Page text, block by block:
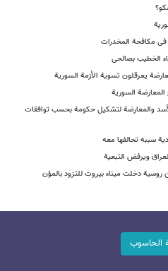
فی مکافحة المخدرات
الخطیب بصالحی
یعرقلون تسویة الأزمة السوریة
السوریة
والمعارضة لتشکیل حکومة بحسب توافقات
سببه تحالفها معه
ویرفض التبعیة
الحاسوب